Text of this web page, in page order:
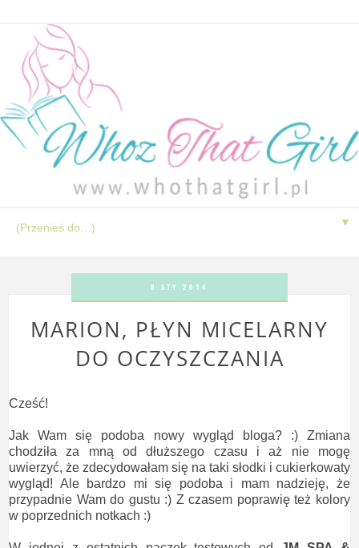
▼
8 STY 2014
MARION, PŁYN MICELARNY
DO OCZYSZCZANIA
Cześć!
Jak Wam się podoba nowy wygląd bloga? :) Zmiana
chodziła za mną od dłuższego czasu i aż nie mogę
uwierzyć, że zdecydowałam się na taki słodki i cukierkowaty
wygląd! Ale bardzo mi się podoba i mam nadzieję, że
przypadnie Wam do gustu :) Z czasem poprawię też kolory
w poprzednich notkach :)